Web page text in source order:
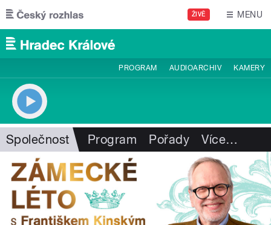
Přejít k hlavnímu obsahu
ŽIVĚ MENU
PROGRAM AUDIOARCHIV KAMERY
Společnost Program Pořady Více…